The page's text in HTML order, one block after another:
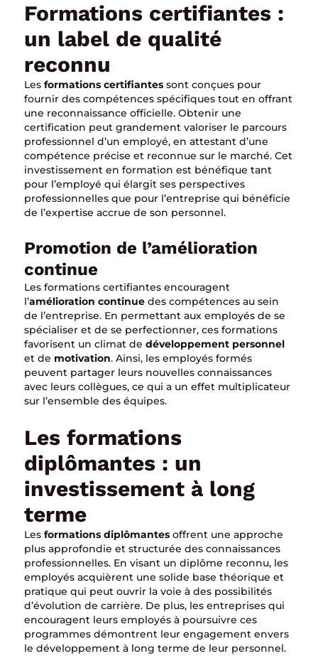
Formations certifiantes :
un label de qualité
reconnu
Les formations certifiantes sont conçues pour
fournir des compétences spécifiques tout en offrant
une reconnaissance officielle. Obtenir une
certification peut grandement valoriser le parcours
professionnel d’un employé, en attestant d’une
compétence précise et reconnue sur le marché. Cet
investissement en formation est bénéfique tant
pour l’employé qui élargit ses perspectives
professionnelles que pour l’entreprise qui bénéficie
de l’expertise accrue de son personnel.
Promotion de l’amélioration
continue
Les formations certifiantes encouragent
l’amélioration continue des compétences au sein
de l’entreprise. En permettant aux employés de se
spécialiser et de se perfectionner, ces formations
favorisent un climat de développement personnel
et de motivation. Ainsi, les employés formés
peuvent partager leurs nouvelles connaissances
avec leurs collègues, ce qui a un effet multiplicateur
sur l’ensemble des équipes.
Les formations
diplômantes : un
investissement à long
terme
Les formations diplômantes offrent une approche
plus approfondie et structurée des connaissances
professionnelles. En visant un diplôme reconnu, les
employés acquièrent une solide base théorique et
pratique qui peut ouvrir la voie à des possibilités
d’évolution de carrière. De plus, les entreprises qui
encouragent leurs employés à poursuivre ces
programmes démontrent leur engagement envers
le développement à long terme de leur personnel.